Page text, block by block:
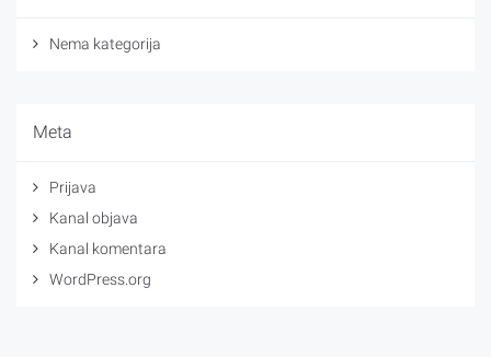
Nema kategorija
Meta
Prijava
Kanal objava
Kanal komentara
WordPress.org